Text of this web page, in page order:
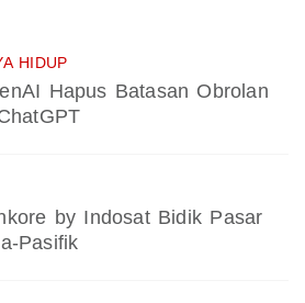
HIDUP
Hapus Batasan Obrolan
by Indosat Bidik Pasar
Pasifik